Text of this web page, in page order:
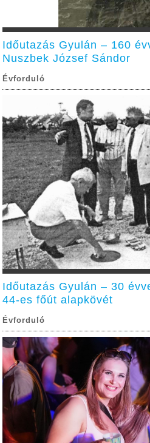
Időutazás Gyulán – 160
Nuszbek József Sándor
Évforduló
Időutazás Gyulán – 30
44-es főút alapkövét
Évforduló